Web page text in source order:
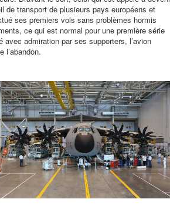
de transport de plusieurs pays européens et
ses premiers vols sans problèmes hormis
ce qui est normal pour une première série
avec admiration par ses supporters, l’avion
l’abandon.